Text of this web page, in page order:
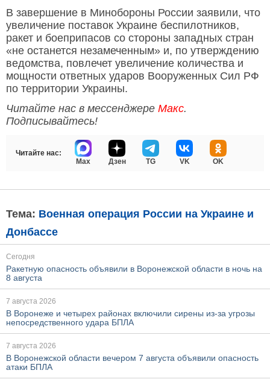
В завершение в Минобороны России заявили, что
увеличение поставок Украине беспилотников,
ракет и боеприпасов со стороны западных стран
«не останется незамеченным» и, по утверждению
ведомства, повлечет увеличение количества и
мощности ответных ударов Вооруженных Сил РФ
по территории Украины.
Читайте нас в мессенджере Макс.
Подписывайтесь!
Читайте нас:
Max
Дзен TG VK OK
Тема: Военная операция России на Украине и
Донбассе
Сегодня
Ракетную опасность объявили в Воронежской области в ночь на
8 августа
7 августа 2026
В Воронеже и четырех районах включили сирены из-за угрозы
непосредственного удара БПЛА
7 августа 2026
В Воронежской области вечером 7 августа объявили опасность
атаки БПЛА